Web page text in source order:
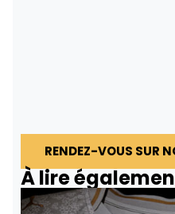
RENDEZ-VOUS SUR
À lire